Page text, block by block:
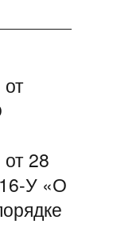
28
У «О